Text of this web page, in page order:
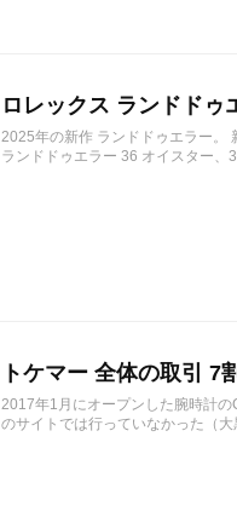
ロレックス ランドド
2025年の新作 ランドドゥエラー
ランドドゥエラー 36 オイスター
トケマー 全体の取引 7
2017年1月にオープンした腕時計
のサイトでは行っていなかった（